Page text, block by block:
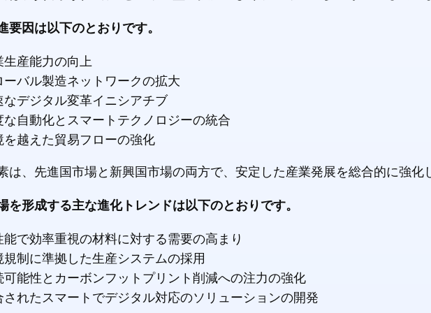
要因は以下のとおりです。
生産能力の向上
ーバル製造ネットワークの拡大
なデジタル変革イニシアチブ
な自動化とスマートテクノロジーの統合
を越えた貿易フローの強化
は、先進国市場と新興国市場の両方で、安定した産業発展を総合的に強化
を形成する主な進化トレンドは以下のとおりです。
能で効率重視の材料に対する需要の高まり
規制に準拠した生産システムの採用
可能性とカーボンフットプリント削減への注力の強化
されたスマートでデジタル対応のソリューションの開発